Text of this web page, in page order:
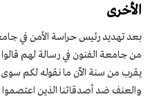
الأخرى
بعد تهديد رئيس حراسة الأمن في
من جامعة الفنون في رسالة لهم
يقرب من سنة الآن ما نقوله لكم
والعنف ضد أصدقائنا الذين